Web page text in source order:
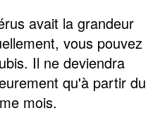
avait la grandeur
vous pouvez
Il ne deviendra
qu'à partir du
mois.